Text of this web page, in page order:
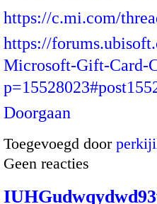
https://c.mi.com/
https://
Microsoft-Gift-Card-
Doorgaan
Toegevoegd door
Geen reacties